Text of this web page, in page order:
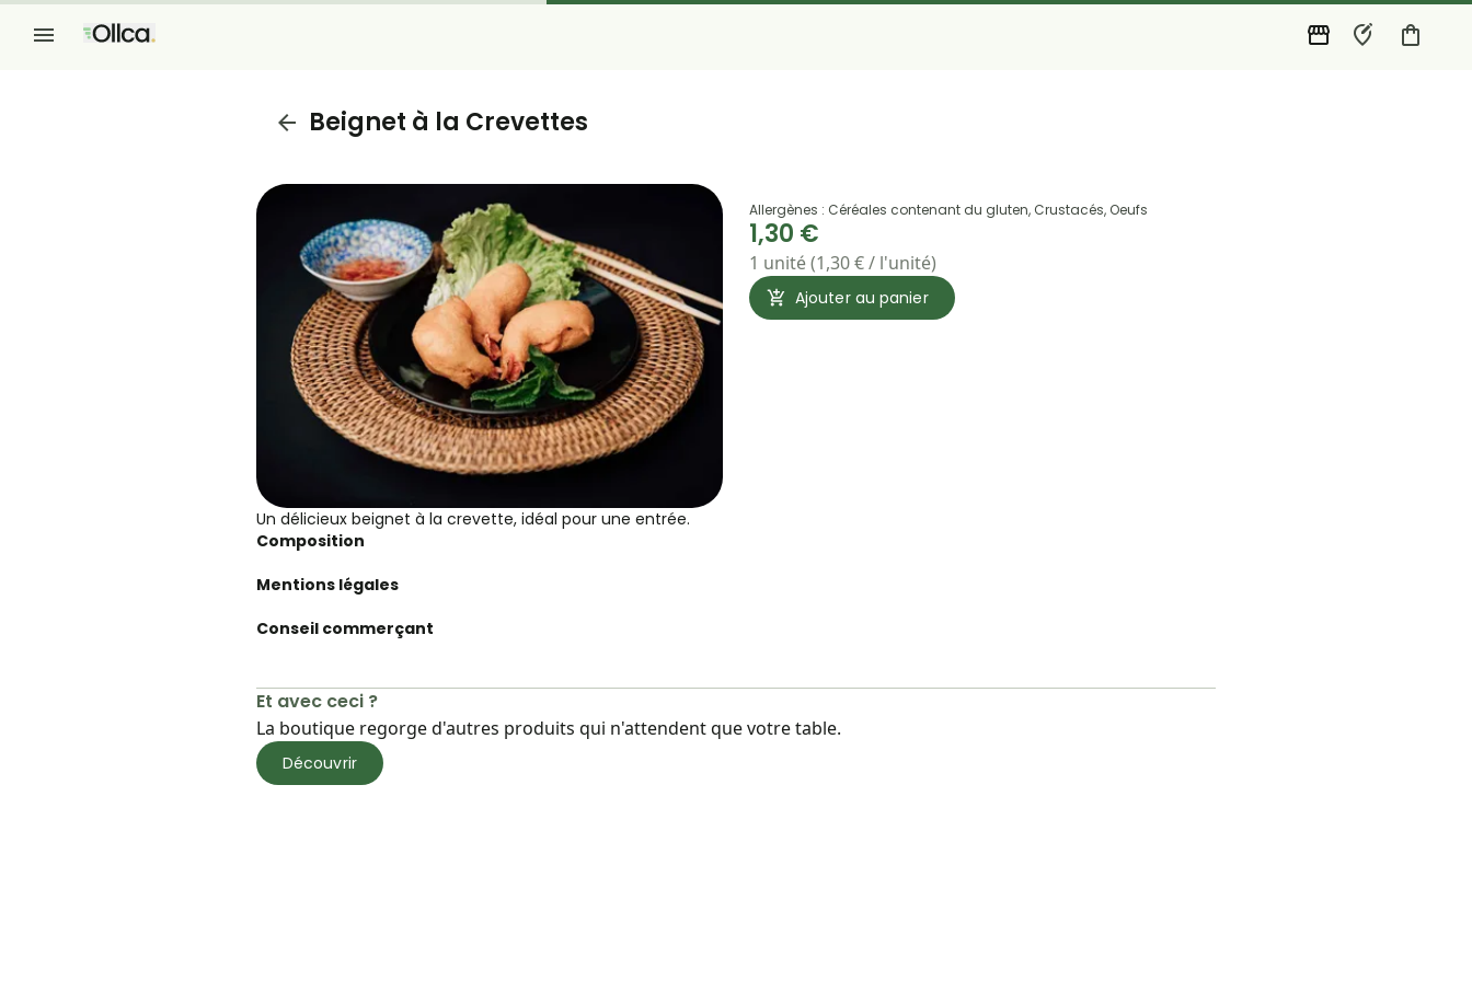
Beignet à la Crevettes
Un délicieux beignet à la crevette, idéal pour une entrée.
Composition
Mentions légales
Conseil commerçant
Allergènes : Céréales contenant du gluten, Crustacés, Oeufs
1,30 €
1 unité (1,30 € / l'unité)
Ajouter au panier
Et avec ceci ?
La boutique regorge d'autres produits qui n'attendent que votre table.
Découvrir